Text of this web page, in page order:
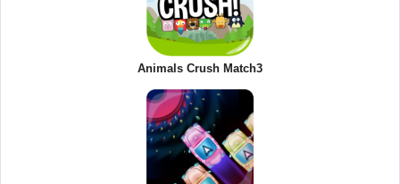
Animals Crush Match3